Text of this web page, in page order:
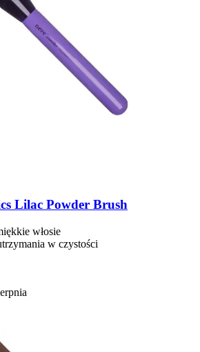
Lilac Powder Brush
włosie
w czystości